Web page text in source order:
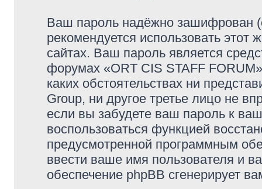
Ваш пароль надёжно зашифрован
рекомендуется использовать этот
сайтах. Ваш пароль является
форумах «ORT CIS STAFF
каких обстоятельствах ни
Group, ни другое третье лицо не
если вы забудете ваш пароль к
воспользоваться функцией
предусмотренной программным
ввести ваше имя пользователя и
обеспечение phpBB сгенерирует